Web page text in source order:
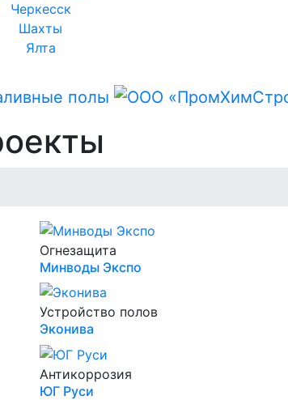
Черкесск
Шахты
Ялта
Огнезащита
Минводы Экспо
Устройство полов
Эконива
Антикоррозия
ЮГ Руси